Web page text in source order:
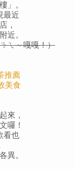
」。
最近
，
附近。
ㄟ～嘎嘎！）
推薦
美食
來，
囉！
看也
異。